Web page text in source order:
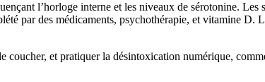
l’horloge interne et les niveaux de sérotonine. Les
par des médicaments, psychothérapie, et vitamine D.
et pratiquer la désintoxication numérique,